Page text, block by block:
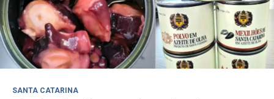
SANTA CATARINA